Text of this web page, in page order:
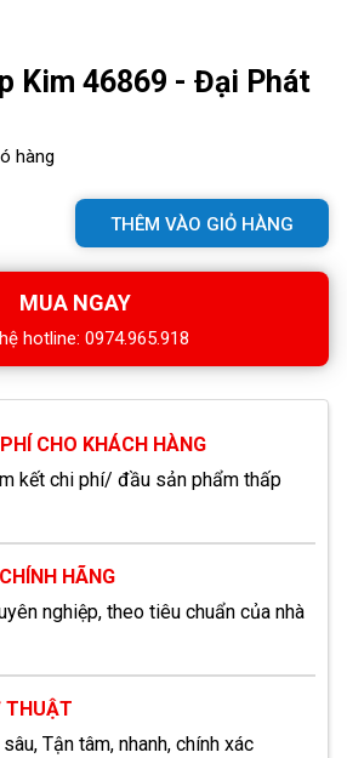
Kim 46869 - Đại Phát
hàng
THÊM VÀO GIỎ HÀNG
MUA NGAY
hotline: 0974.965.918
CHO KHÁCH HÀNG
kết chi phí/ đầu sản phẩm thấp
HÃNG
nghiệp, theo tiêu chuẩn của nhà
THUẬT
Tận tâm, nhanh, chính xác